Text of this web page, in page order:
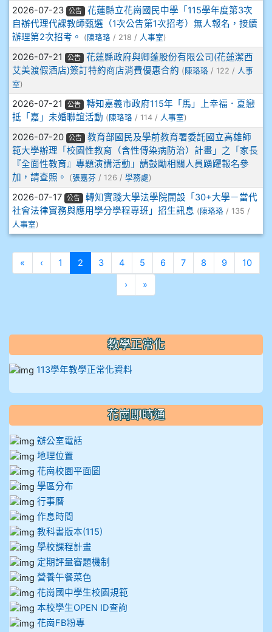
909林朝智
910謝尚橙
910呂芃澔
910溫婕伶
911王祉傑
911張 婷
912彭子宸
914王苡澄
2026-07-23 公告
花蓮縣立花崗國民中學「115學年度第3次
自辦代理代課教師甄選（1次公告第1次招考）無人報名，接續
辦理第2次招考。
(陳珞珞 / 218 / 人事室)
2026-07-21 公告
花蓮縣政府與卿蓬股份有限公司(花蓮潔西
艾美渡假酒店)簽訂特約商店消費優惠合約 ( 陳珞珞 / 122 / 人事
室)
2026-07-21 公告
轉知嘉義市政府115年「馬」上幸福．夏戀
抵「嘉」未婚聯誼活動 (陳珞珞 / 114 / 人事室)
2026-07-20 公告
教育部國民及學前教育署委託國立高雄師
範大學辦理「校園性教育（含性傳染病防治）計畫」之「家長
『全面性教育』專題演講活動」請鼓勵相關人員踴躍報名參
加，請查照。
(張嘉芬 / 126 / 學務處)
2026-07-17 公告
轉知實踐大學法學院開設「30+大學－當代
社會法律實務與應用學分學程專班」招生訊息 (陳珞珞 / 135 /
人事室)
« 第一頁
‹ 上一頁
1 2 (目前頁次)
3 4 5 6 7 8 9
10
›下一頁
»最後頁
教學正常化
113學年教學正常化資料
花崗即時通
辦公室電話
地理位置
花崗校園平面圖
學區分布
行事曆
作息時間
教科書版本(115)
學校課程計畫
定期評量審題機制
營養午餐菜色
花崗國中學生校園規範
本校學生OPEN ID查詢
花崗FB粉專